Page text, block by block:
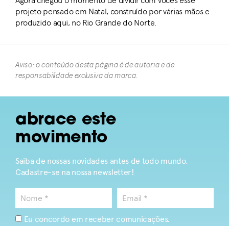
projeto pensado em Natal, construído por várias mãos e
produzido aqui, no Rio Grande do Norte.
Aviso: o conteúdo desta página é de autoria e de
responsabilidade exclusiva da marca.​
abrace este
movimento
Saiba de nossas novidades antes de todo mundo.
Cadastre-se na nossa newsletter!
Eu concordo em receber comunicações.